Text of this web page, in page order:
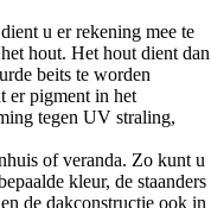
u er rekening mee te
hout. Het hout dient dan
beits te worden
er pigment in het
tegen UV straling,
of veranda. Zo kunt u
kleur, de staanders
de dakconstructie ook in